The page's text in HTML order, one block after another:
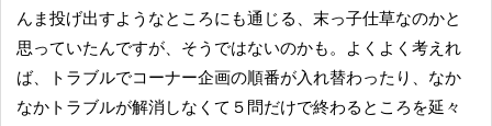
んま投げ出すようなところにも通じる、末っ子仕草なのかと
思っていたんですが、そうではないのかも。よくよく考えれ
ば、トラブルでコーナー企画の順番が入れ替わったり、なか
なかトラブルが解消しなくて５問だけで終わるところを延々